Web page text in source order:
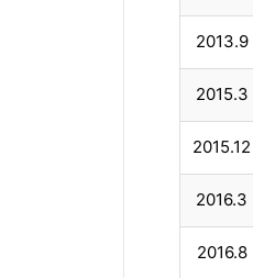
2013.9
2015.3
2015.12
2016.3
2016.8